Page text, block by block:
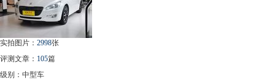
实拍图片： 2998张
评测文章： 105篇
级别：中型车